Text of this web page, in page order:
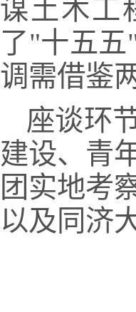
谋土木工
了"十五
调需借鉴
座谈环
建设、青
团实地考
以及同济